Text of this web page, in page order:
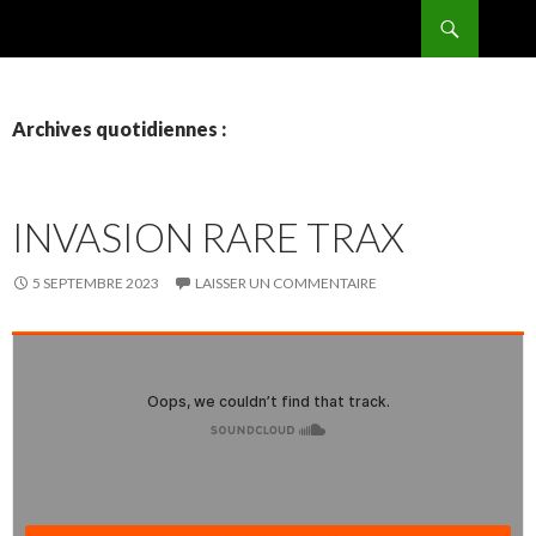
Archives quotidiennes :
INVASION RARE TRAX
5 SEPTEMBRE 2023 LAISSER UN COMMENTAIRE